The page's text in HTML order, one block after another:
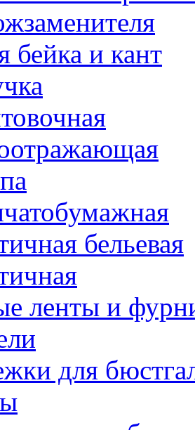
бейка и кант
бельевая
ленты и
для